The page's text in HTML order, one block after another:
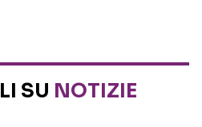
SU NOTIZIE